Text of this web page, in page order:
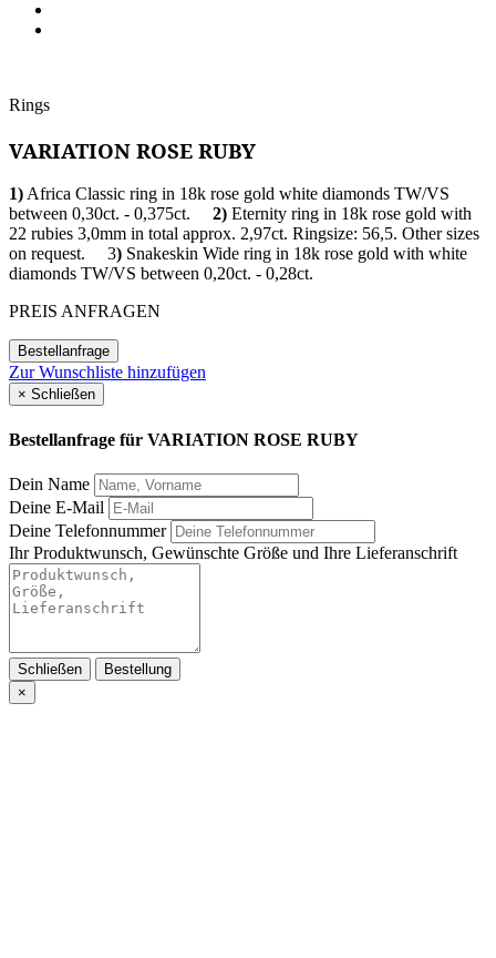
Rings
VARIATION ROSE RUBY
1)Africa Classic ring in 18k rose gold white diamonds TW/VS
between 0,30ct. - 0,375ct. 2) Eternity ring in 18k rose gold with
22 rubies 3,0mm in total approx. 2,97ct. Ringsize: 56,5. Other sizes
on request. 3) Snakeskin Wide ring in 18k rose gold with white
diamonds TW/VS between 0,20ct. - 0,28ct.
PREIS ANFRAGEN
Bestellanfrage
Zur Wunschliste hinzufügen
× Schließen
Bestellanfrage für VARIATION ROSE RUBY
Dein Name
Deine E-Mail
Deine Telefonnummer
Ihr Produktwunsch, Gewünschte Größe und Ihre Lieferanschrift
Schließen
Bestellung
×